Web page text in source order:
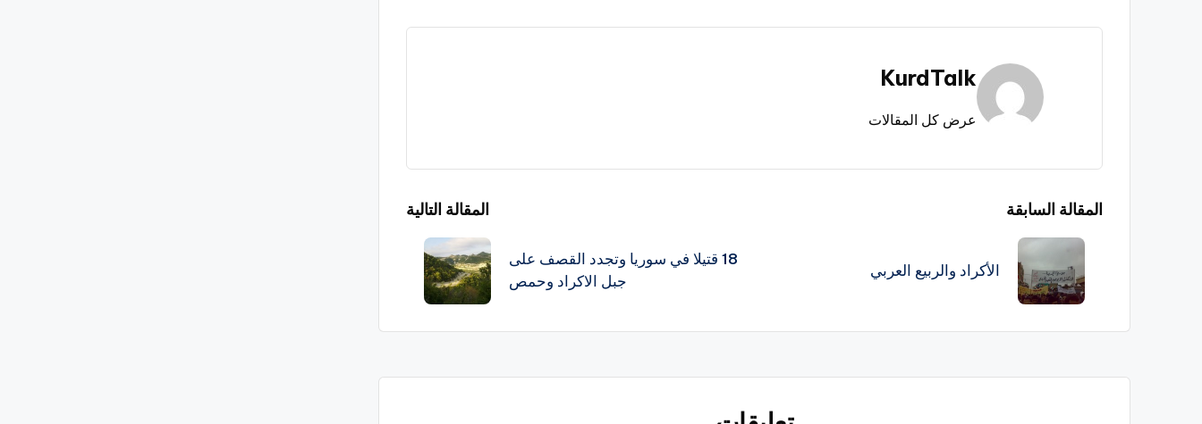
KurdTalk
عرض كل المقالات
تصفّح
المقالات
المقالة السابقة
الأكراد والربيع العربي
المقالة التالية
18 قتيلا في سوريا وتجدد القصف على
جبل الاكراد وحمص